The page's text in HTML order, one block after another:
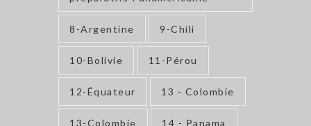
8-Argentine 9-Chili
10-Bolivie 11-Pérou
12-Équateur 13 - Colombie
13-Colombie 14 - Panama